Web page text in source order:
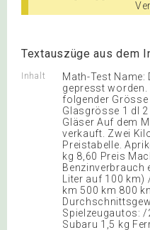
Textauszüge aus dem
Inhalt
Math-Test
gepresst worden.
folgender
Glasgrösse 1 dl
Gläser Auf dem
verkauft. Zwei
Preistabelle.
kg 8,60 Preis
Benzinverbrauch
Liter auf 100 km)
km 500 km 800
Spielzeugautos: /
Subaru 1,5 kg